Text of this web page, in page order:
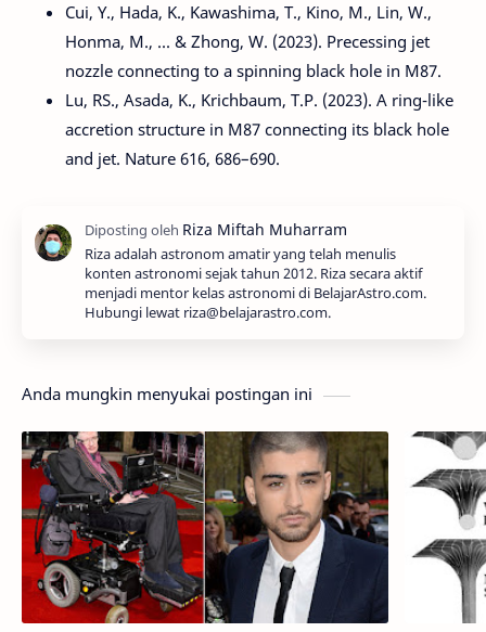
Cui, Y., Hada, K., Kawashima, T., Kino, M., Lin, W.,
Honma, M., ... & Zhong, W. (2023). Precessing jet
nozzle connecting to a spinning black hole in M87.
Lu, RS., Asada, K., Krichbaum, T.P. (2023). A ring-like
accretion structure in M87 connecting its black hole
and jet. Nature 616, 686–690.
Riza adalah astronom amatir yang telah menulis
konten astronomi sejak tahun 2012. Riza secara aktif
menjadi mentor kelas astronomi di BelajarAstro.com.
Hubungi lewat riza@belajarastro.com.
Anda mungkin menyukai postingan ini